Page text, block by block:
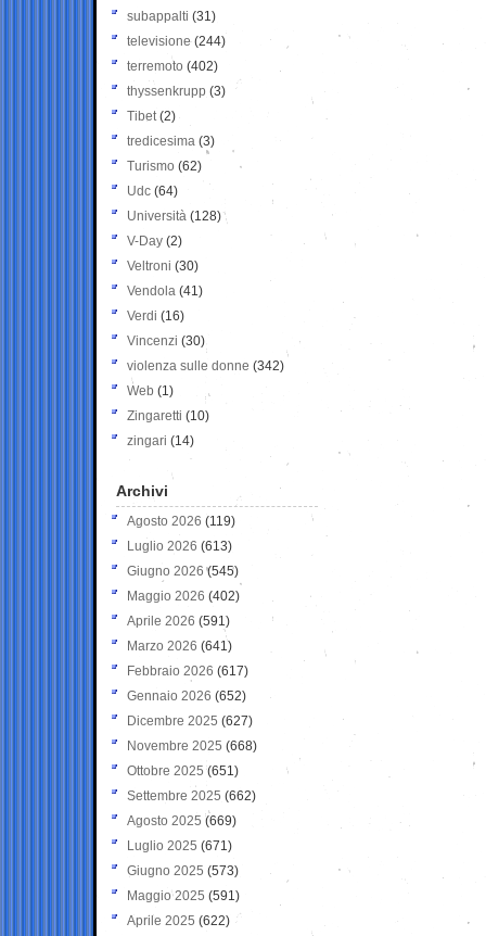
subappalti (31)
televisione(244)
terremoto (402)
thyssenkrupp (3)
Tibet(2)
tredicesima (3)
Turismo (62)
Udc (64)
Università (128)
V-Day (2)
Veltroni (30)
Vendola (41)
Verdi (16)
Vincenzi (30)
violenza sulle donne (342)
Web (1)
Zingaretti (10)
zingari (14)
Archivi
Agosto 2026 (119)
Luglio 2026 (613)
Giugno 2026 (545)
Maggio 2026 (402)
Aprile 2026 (591)
Marzo 2026 (641)
Febbraio 2026 (617)
Gennaio 2026 (652)
Dicembre 2025 (627)
Novembre 2025 (668)
Ottobre 2025 (651)
Settembre 2025 (662)
Agosto 2025 (669)
Luglio 2025 (671)
Giugno 2025 (573)
Maggio 2025 (591)
Aprile 2025 (622)